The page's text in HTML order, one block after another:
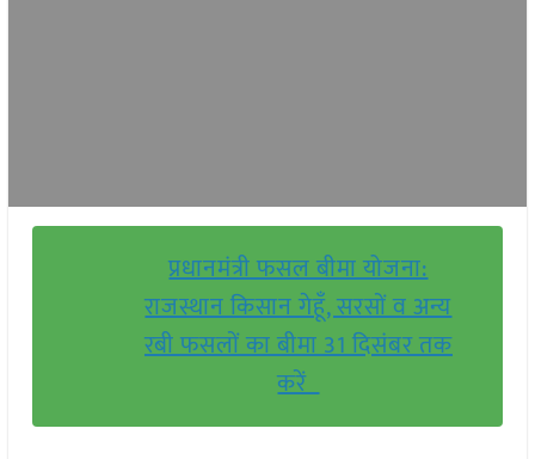
प्रधानमंत्री फसल बीमा योजना:
राजस्थान किसान गेहूँ, सरसों व अन्य
रबी फसलों का बीमा 31 दिसंबर तक
करें